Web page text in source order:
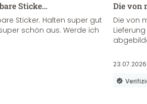
Sticke…
Sticker. Halten super gut
schön aus. Werde ich
Die von
Die von
23.07.2026